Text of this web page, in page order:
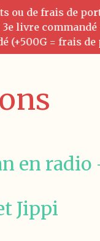
de frais de
livre
= frais de
en radio
Jippi